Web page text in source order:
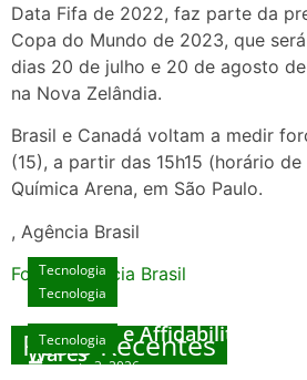
Data Fifa de 2022, faz parte da
Copa do Mundo de 2023, que
dias 20 de julho e 20 de agosto
na Nova Zelândia.
Brasil e Canadá voltam a medir
(15), a partir das 15h15 (horário
Química Arena, em São Paulo.
, Agência Brasil
Fonte: Agencia Brasil
Posts Recentes
Tecnologia
Unlock Exclusive Rewards at
House
agosto 3, 2026
Tecnologia
Sicurezza e Affidabilità di Mr
Wares
Tecnologia
Tecnologia